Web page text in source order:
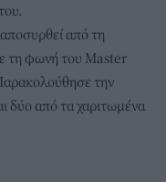
από τη
τη φωνή του Master
την
δύο από τα χαριτωμένα